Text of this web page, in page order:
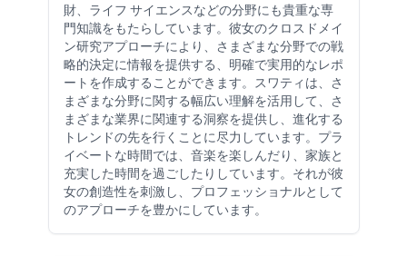
財、ライフ サイエンスなどの分野にも貴重な専
門知識をもたらしています。彼女のクロスドメイ
ン研究アプローチにより、さまざまな分野での戦
略的決定に情報を提供する、明確で実用的なレポ
ートを作成することができます。スワティは、さ
まざまな分野に関する幅広い理解を活用して、さ
まざまな業界に関連する洞察を提供し、進化する
トレンドの先を行くことに尽力しています。プラ
イベートな時間では、音楽を楽しんだり、家族と
充実した時間を過ごしたりしています。それが彼
女の創造性を刺激し、プロフェッショナルとして
のアプローチを豊かにしています。